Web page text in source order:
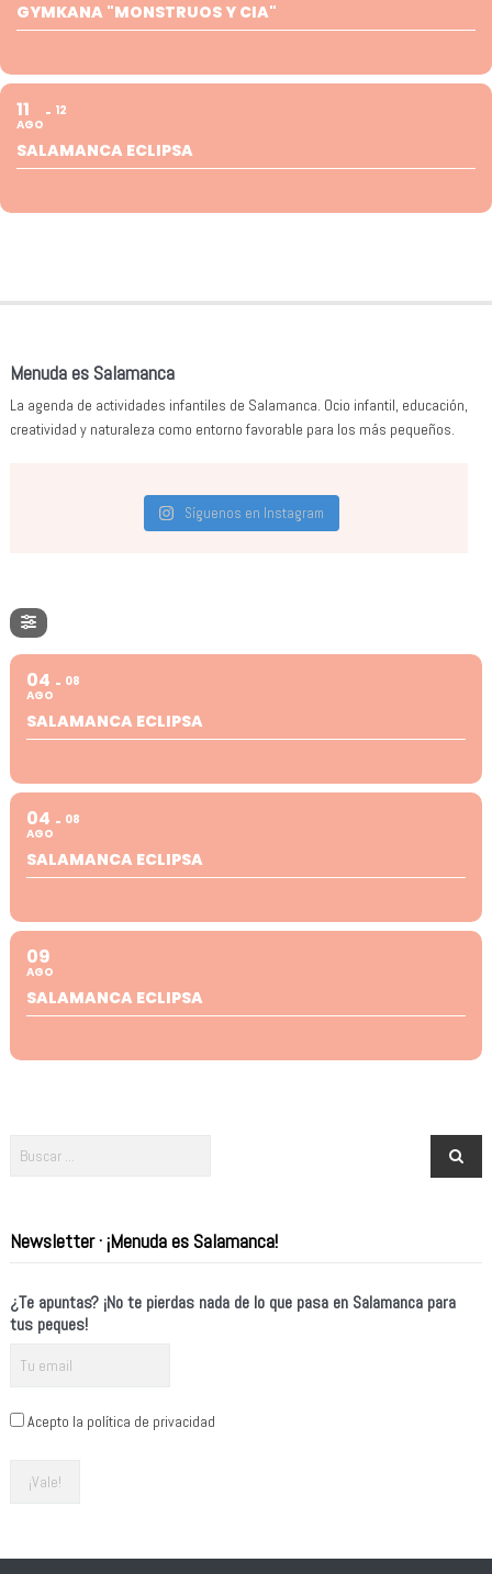
GYMKANA "MONSTRUOS Y CIA"
11
AGO
12
SALAMANCA ECLIPSA
Menuda es Salamanca
La agenda de actividades infantiles de Salamanca. Ocio infantil, educación,
creatividad y naturaleza como entorno favorable para los más pequeños.
Síguenos en Instagram
04
AGO
08
SALAMANCA ECLIPSA
04
AGO
08
SALAMANCA ECLIPSA
09
AGO
SALAMANCA ECLIPSA
Newsletter · ¡Menuda es Salamanca!
¿Te apuntas? ¡No te pierdas nada de lo que pasa en Salamanca para
tus peques!
Acepto la política de privacidad